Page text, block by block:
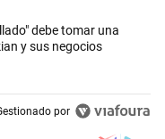
el "empleado
debe tomar una
y sus negocios
por